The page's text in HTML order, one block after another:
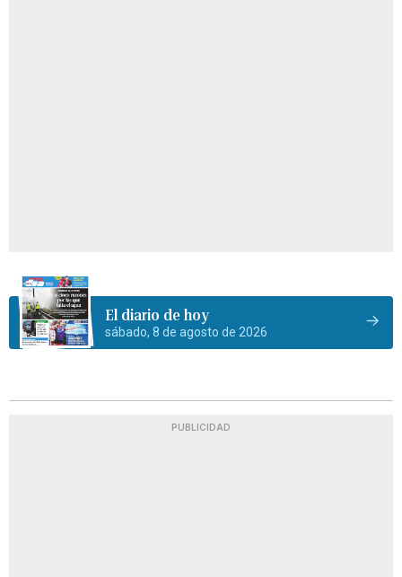
El diario de hoy
sábado, 8 de agosto de 2026
PUBLICIDAD